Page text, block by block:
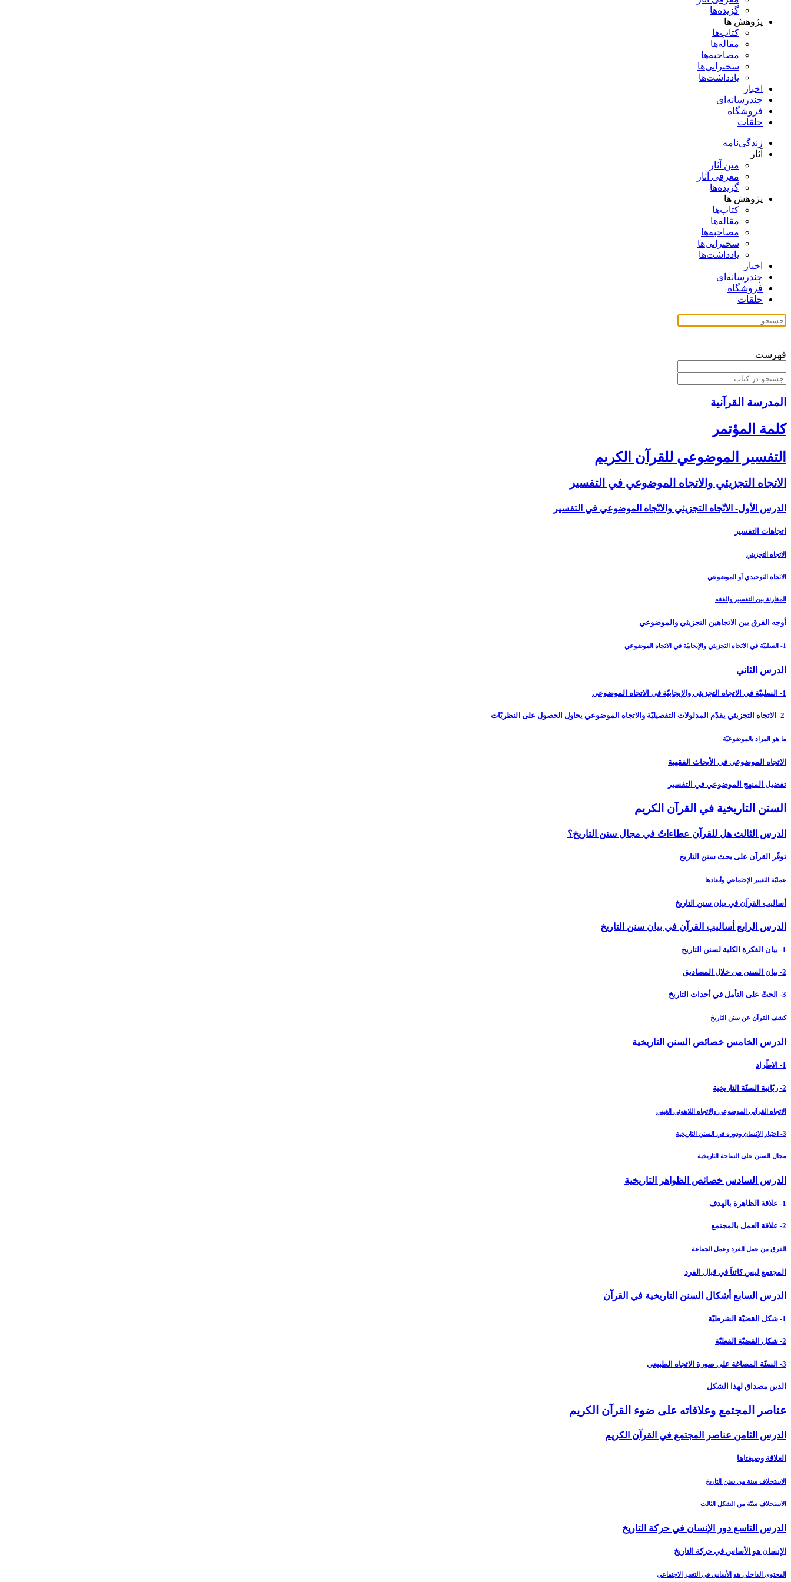
گزیده‌ها
پژوهش ها
کتاب‌ها
مقاله‌ها
مصاحبه‌ها
سخنرانی‌ها
یادداشت‌ها
اخبار
چندرسانه‌ای
فروشگاه
حلقات
زندگی‌نامه
آثار
متن آثار
معرفی آثار
گزیده‌ها
پژوهش ها
کتاب‌ها
مقاله‌ها
مصاحبه‌ها
سخنرانی‌ها
یادداشت‌ها
اخبار
چندرسانه‌ای
فروشگاه
حلقات
فهرست
المدرسة القرآنیة
كلمة المؤتمر
التفسير الموضوعي للقرآن الكريم
الاتجاه التجزيئي والاتجاه الموضوعي في التفسير
الدرس الأول- الاتّجاه التجزيئي والاتّجاه الموضوعي في التفسير
اتجاهات التفسير
الاتجاه التجزيئي
الاتجاه التوحيدي أو الموضوعي
المقارنة بين التفسير والفقه
أوجه الفرق بين الاتجاهين التجزيئي والموضوعي‏
1- السلبيّة في الاتجاه التجزيئي والإيجابيّة في الاتجاه الموضوعي
الدرس الثاني‏
1- السلبيّة في الاتجاه التجزيئي والإيجابيّة في الاتجاه الموضوعي
ما هو المراد بالموضوعيّة
الاتجاه الموضوعي في الأبحاث الفقهية
تفضيل المنهج الموضوعي في التفسير
السنن التاريخية في القرآن الكريم
الدرس الثالث هل للقرآن عطاءاتٌ في مجال سنن التاريخ؟
توفّر القرآن على بحث سنن التاريخ
عمليّة التغيير الإجتماعي وأبعادها
أساليب القرآن في بيان سنن التاريخ
الدرس الرابع أساليب القرآن في بيان سنن التاريخ‏
1- بيان الفكرة الكلية لسنن التاريخ
2- بيان السنن من خلال المصاديق
3- الحثّ على التأمل في أحداث التاريخ
كشف القرآن عن سنن التاريخ
الدرس الخامس‏ خصائص السنن التاريخية
1- الاطّراد
2- ربّانية السنّة التاريخية
الاتجاه القرآني الموضوعي والاتجاه اللاهوتي الغيبي
3- اختيار الإنسان ودوره في السنن التاريخية
مجال السنن على الساحة التاريخية
الدرس السادس خصائص الظواهر التاريخية
1- علاقة الظاهرة بالهدف
2- علاقة العمل بالمجتمع
الفرق بين عمل الفرد وعمل الجماعة
المجتمع ليس كائناً في قبال الفرد
الدرس السابع أشكال السنن التاريخية في القرآن‏
1- شكل القضيّة الشرطيّة
2- شكل القضيّة الفعليّة
3- السنّة المصاغة على صورة الاتجاه الطبيعي
الدين مصداق لهذا الشكل
عناصر المجتمع وعلاقاته على ضوء القرآن الكريم‏
الدرس الثامن عناصر المجتمع في القرآن الكريم‏
العلاقة وصيغتاها
الاستخلاف سنة من سنن التاريخ
الاستخلاف سنّة من الشكل الثالث
الدرس التاسع دور الإنسان في حركة التاريخ‏
الإنسان هو الأساس في حركة التاريخ
المحتوى الداخلي هو الأساس في التغيير الاجتماعي